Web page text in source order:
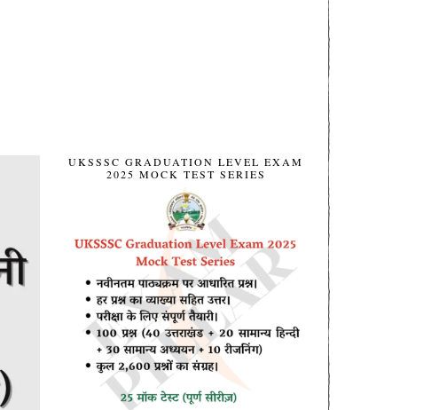
UKSSSC GRADUATION LEVEL EXAM
2025 MOCK TEST SERIES